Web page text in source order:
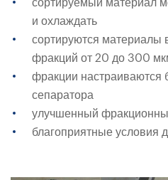
сортируемый материал
и охлаждать
сортируются материалы
фракций от 20 до 300
фракции настраиваются
сепаратора
улучшенный
благоприятные условия